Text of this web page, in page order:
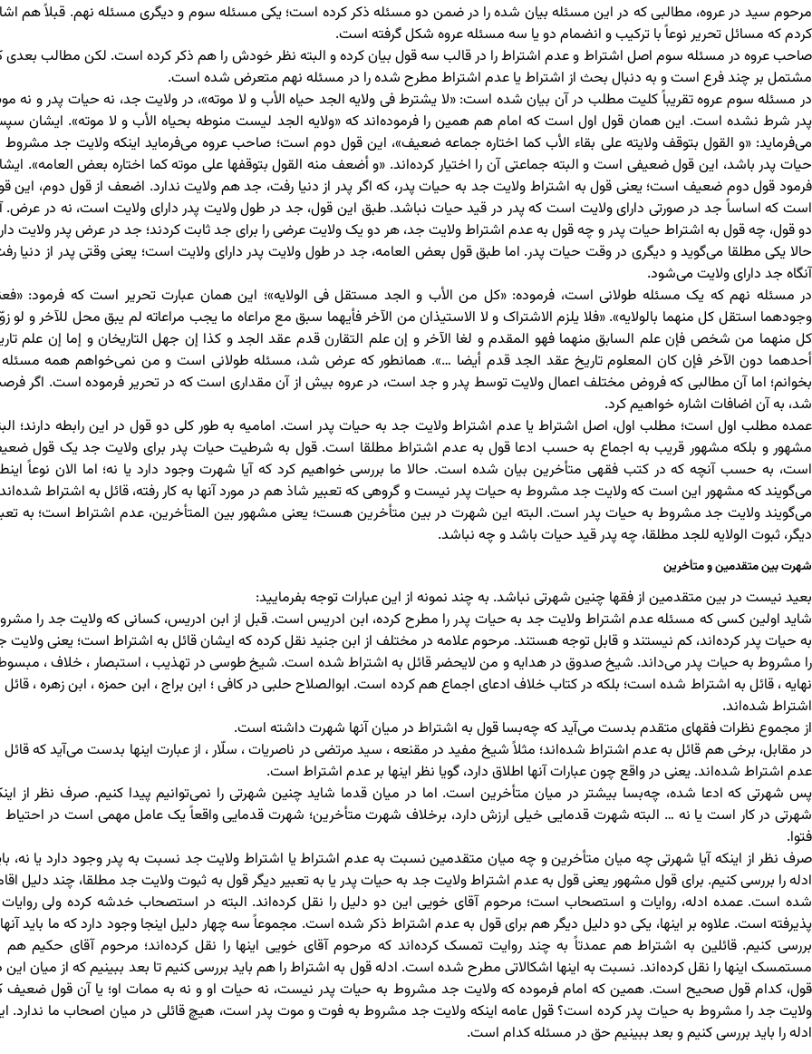
مرحوم سید در عروه، مطالبی که در این مسئله بیان شده را در ضمن دو مسئله ذکر کرده است؛ یکی مسئله سوم و دیگری مسئله نهم. قبلاً هم
کردم که مسائل تحریر نوعاً با ترکیب و انضمام دو یا سه مسئله عروه شکل گرفته است.
صاحب عروه در مسئله سوم اصل اشتراط و عدم اشتراط را در قالب سه قول بیان کرده و البته نظر خودش را هم ذکر کرده است. لکن مطالب بعدی
مشتمل بر چند فرع است و به دنبال بحث از اشتراط یا عدم اشتراط مطرح شده را در مسئله نهم متعرض شده است.
در مسئله سوم عروه تقریباً کلیت مطلب در آن بیان شده است: «لا یشترط فی ولایه الجد حیاه الأب و لا موته»، در ولایت جد، نه حیات پدر و نه
پدر شرط نشده است. این همان قول اول است که امام هم همین را فرموده‌اند که «ولایه الجد لیست منوطه بحیاه الأب و لا موته». ایشان
می‌فرماید: «و القول بتوقف ولایته على بقاء الأب کما اختاره جماعه ضعیف»، این قول دوم است؛ صاحب عروه می‌فرماید اینکه ولایت جد مشروط
حیات پدر باشد، این قول ضعیفی است و البته جماعتی آن را اختیار کرده‌اند. «و أضعف منه القول بتوقفها على موته کما اختاره بعض العامه‌».
فرمود قول دوم ضعیف است؛ یعنی قول به اشتراط ولایت جد به حیات پدر، که اگر پدر از دنیا رفت، جد هم ولایت ندارد. اضعف از قول دوم، این
است که اساساً جد در صورتی دارای ولایت است که پدر در قید حیات نباشد. طبق این قول، جد در طول ولایت پدر دارای ولایت است، نه در عرض.
دو قول، چه قول به اشتراط حیات پدر و چه قول به عدم اشتراط ولایت جد، هر دو یک ولایت عرضی را برای جد ثابت کردند؛ جد در عرض پدر ولایت
حالا یکی مطلقا می‌گوید و دیگری در وقت حیات پدر. اما طبق قول بعض العامه، جد در طول ولایت پدر دارای ولایت است؛ یعنی وقتی پدر از دنیا
آنگاه جد دارای ولایت می‌شود.
در مسئله نهم که یک مسئله طولانی است، فرموده: «کل من الأب و الجد مستقل فی الولایه»؛ این همان عبارت تحریر است که فرمود:
وجودهما استقل کل منهما بالولایه». «فلا یلزم الاشتراک و لا الاستیذان من الآخر فأیهما سبق مع مراعاه ما یجب مراعاته لم یبق محل للآخر و لو
کل منهما من شخص فإن علم السابق منهما فهو المقدم و لغا الآخر و إن علم التقارن قدم عقد الجد و کذا إن جهل التاریخان و إما إن علم
أحدهما دون الآخر فإن کان المعلوم تاریخ عقد الجد قدم أیضا …». همانطور که عرض شد، مسئله طولانی است و من نمی‌خواهم همه مسئله
بخوانم؛ اما آن مطالبی که فروض مختلف اعمال ولایت توسط پدر و جد است، در عروه بیش از آن مقداری است که در تحریر فرموده است. اگر
شد، به آن اضافات اشاره خواهیم کرد.
عمده مطلب اول است؛ مطلب اول، اصل اشتراط یا عدم اشتراط ولایت جد به حیات پدر است. امامیه به طور کلی دو قول در این رابطه دارند؛
مشهور و بلکه مشهور قریب به اجماع به حسب ادعا قول به عدم اشتراط مطلقا است. قول به شرطیت حیات پدر برای ولایت جد یک قول
است، به حسب آنچه که در کتب فقهی متأخرین بیان شده است. حالا ما بررسی خواهیم کرد که آیا شهرت وجود دارد یا نه؛ اما الان نوعاً
می‌گویند که مشهور این است که ولایت جد مشروط به حیات پدر نیست و گروهی که تعبیر شاذ هم در مورد آنها به کار رفته، قائل به اشتراط
می‌گویند ولایت جد مشروط به حیات پدر است. البته این شهرت در بین متأخرین هست؛ یعنی مشهور بین المتأخرین، عدم اشتراط است؛ به
دیگر، ثبوت الولایه للجد مطلقا، چه پدر قید حیات باشد و چه نباشد.
شهرت بین متقدمین و متأخرین
بعید نیست در بین متقدمین از فقها چنین شهرتی نباشد. به چند نمونه از این عبارات توجه بفرمایید:
شاید اولین کسی که مسئله عدم اشتراط ولایت جد به حیات پدر را مطرح کرده، ابن ادریس است. قبل از ابن ادریس، کسانی که ولایت جد را
به حیات پدر کرده‌اند، کم نیستند و قابل توجه هستند. مرحوم علامه در مختلف از ابن جنید نقل کرده که ایشان قائل به اشتراط است؛ یعنی ولایت
را مشروط به حیات پدر می‌داند. شیخ صدوق در هدایه و من لایحضر قائل به اشتراط شده است. شیخ طوسی در تهذیب ، استبصار ، خلاف ،
نهایه ، قائل به اشتراط شده است؛ بلکه در کتاب خلاف ادعای اجماع هم کرده است. ابوالصلاح حلبی در کافی ؛ ابن براج ، ابن حمزه ، ابن زهره ، قائل
اشتراط شده‌‌اند.
از مجموع نظرات فقهای متقدم بدست می‌آید که چه‌بسا قول به اشتراط در میان آنها شهرت داشته است.
در مقابل، برخی هم قائل به عدم اشتراط شده‌اند؛ مثلاً شیخ مفید در مقنعه ، سید مرتضی در ناصریات ، سلّار ، از عبارت اینها بدست می‌آید که قائل
عدم اشتراط شده‌اند. یعنی در واقع چون عبارات آنها اطلاق دارد، گویا نظر اینها بر عدم اشتراط است.
پس شهرتی که ادعا شده، چه‌بسا بیشتر در میان متأخرین است. اما در میان قدما شاید چنین شهرتی را نمی‌توانیم پیدا کنیم. صرف نظر از
شهرتی در کار است یا نه … البته شهرت قدمایی خیلی ارزش دارد، برخلاف شهرت متأخرین؛ شهرت قدمایی واقعاً یک عامل مهمی است در احتیاط
فتوا.
صرف نظر از اینکه آیا شهرتی چه میان متأخرین و چه میان متقدمین نسبت به عدم اشتراط یا اشتراط ولایت جد نسبت به پدر وجود دارد یا نه،
ادله را بررسی کنیم. برای قول مشهور یعنی قول به عدم اشتراط ولایت جد به حیات پدر یا به تعبیر دیگر قول به ثبوت ولایت جد مطلقا، چند دلیل
شده است. عمده ادله، روایات و استصحاب است؛ مرحوم آقای خویی این دو دلیل را نقل کرده‌اند. البته در استصحاب خدشه کرده ولی روایات
پذیرفته است. علاوه بر اینها، یکی دو دلیل دیگر هم برای قول به عدم اشتراط ذکر شده است. مجموعاً سه چهار دلیل اینجا وجود دارد که ما باید آنها
بررسی کنیم. قائلین به اشتراط هم عمدتاً به چند روایت تمسک کرده‌اند که مرحوم آقای خویی اینها را نقل کرده‌اند؛ مرحوم آقای حکیم هم
مستمسک اینها را نقل کرده‌اند. نسبت به اینها اشکالاتی مطرح شده است. ادله قول به اشتراط را هم باید بررسی کنیم تا بعد ببینیم که از میان این
قول، کدام قول صحیح است. همین که امام فرموده که ولایت جد مشروط به حیات پدر نیست، نه حیات او و نه به ممات او؛ یا آن قول ضعیف
ولایت جد را مشروط به حیات پدر کرده است؟ قول عامه اینکه ولایت جد مشروط به فوت و موت پدر است، هیچ قائلی در میان اصحاب ما ندارد.
ادله را باید بررسی کنیم و بعد ببینیم حق در مسئله کدام است.